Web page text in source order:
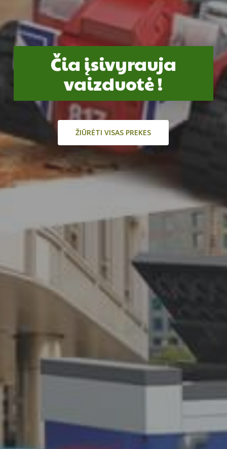
Čia įsivyrauja
vaizduotė !
ŽIŪRĖTI VISAS PREKES